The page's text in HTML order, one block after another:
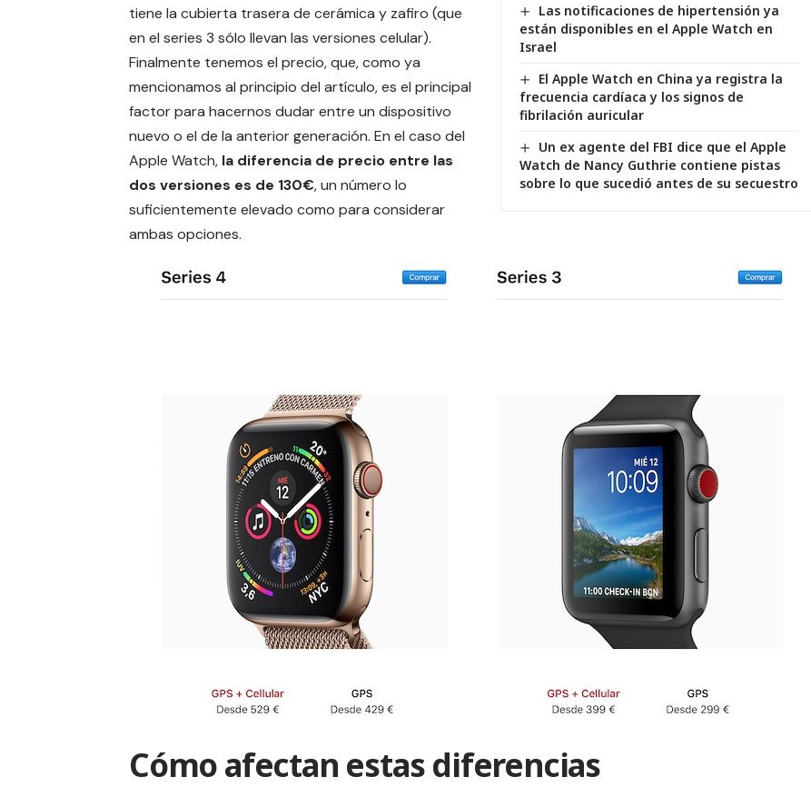
Las notificaciones de hipertensión ya
están disponibles en el Apple Watch en
Israel
El Apple Watch en China ya registra la
frecuencia cardíaca y los signos de
fibrilación auricular
Un ex agente del FBI dice que el Apple
Watch de Nancy Guthrie contiene pistas
sobre lo que sucedió antes de su secuestro
tiene la cubierta trasera de cerámica y zafiro (que
en el series 3 sólo llevan las versiones celular).
Finalmente tenemos el precio, que, como ya
mencionamos al principio del artículo, es el principal
factor para hacernos dudar entre un dispositivo
nuevo o el de la anterior generación. En el caso del
Apple Watch, la diferencia de precio entre las
dos versiones es de 130€, un número lo
suficientemente elevado como para considerar
ambas opciones.
Cómo afectan estas diferencias